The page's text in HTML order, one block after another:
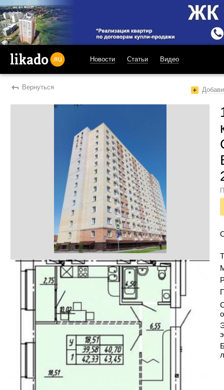
Новости Статьи Видео
Вернуться